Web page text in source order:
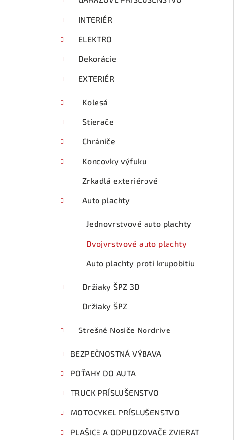
INTERIÉR
ELEKTRO
Dekorácie
EXTERIÉR
Kolesá
Stierače
Chrániče
Koncovky výfuku
Zrkadlá exteriérové
Auto plachty
Jednovrstvové auto plachty
Dvojvrstvové auto plachty
Auto plachty proti krupobitiu
Držiaky ŠPZ 3D
Držiaky ŠPZ
Strešné Nosiče Nordrive
BEZPEČNOSTNÁ VÝBAVA
POŤAHY DO AUTA
TRUCK PRÍSLUŠENSTVO
MOTOCYKEL PRÍSLUŠENSTVO
PLAŠICE A ODPUDZOVAČE ZVIERAT